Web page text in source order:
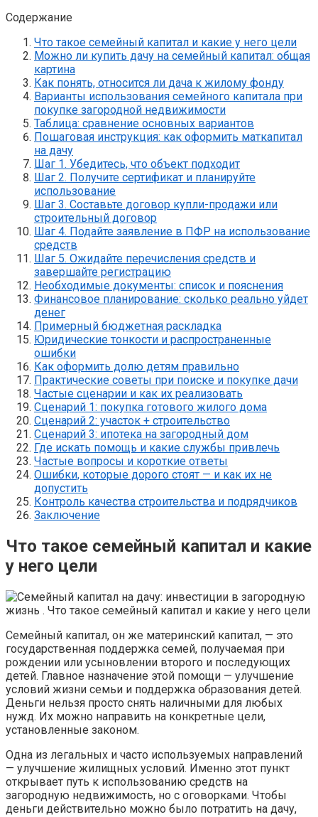
Содержание
Что такое семейный капитал и какие у него цели
Можно ли купить дачу на семейный капитал: общая
картина
Как понять, относится ли дача к жилому фонду
Варианты использования семейного капитала при
покупке загородной недвижимости
Таблица: сравнение основных вариантов
Пошаговая инструкция: как оформить маткапитал
на дачу
Шаг 1. Убедитесь, что объект подходит
Шаг 2. Получите сертификат и планируйте
использование
Шаг 3. Составьте договор купли-продажи или
строительный договор
Шаг 4. Подайте заявление в ПФР на использование
средств
Шаг 5. Ожидайте перечисления средств и
завершайте регистрацию
Необходимые документы: список и пояснения
Финансовое планирование: сколько реально уйдет
денег
Примерный бюджетная раскладка
Юридические тонкости и распространенные
ошибки
Как оформить долю детям правильно
Практические советы при поиске и покупке дачи
Частые сценарии и как их реализовать
Сценарий 1: покупка готового жилого дома
Сценарий 2: участок + строительство
Сценарий 3: ипотека на загородный дом
Где искать помощь и какие службы привлечь
Частые вопросы и короткие ответы
Ошибки, которые дорого стоят — и как их не
допустить
Контроль качества строительства и подрядчиков
Заключение
Что такое семейный капитал и какие
у него цели
Семейный капитал, он же материнский капитал, — это
государственная поддержка семей, получаемая при
рождении или усыновлении второго и последующих
детей. Главное назначение этой помощи — улучшение
условий жизни семьи и поддержка образования детей.
Деньги нельзя просто снять наличными для любых
нужд. Их можно направить на конкретные цели,
установленные законом.
Одна из легальных и часто используемых направлений
— улучшение жилищных условий. Именно этот пункт
открывает путь к использованию средств на
загородную недвижимость, но с оговорками. Чтобы
деньги действительно можно было потратить на дачу,